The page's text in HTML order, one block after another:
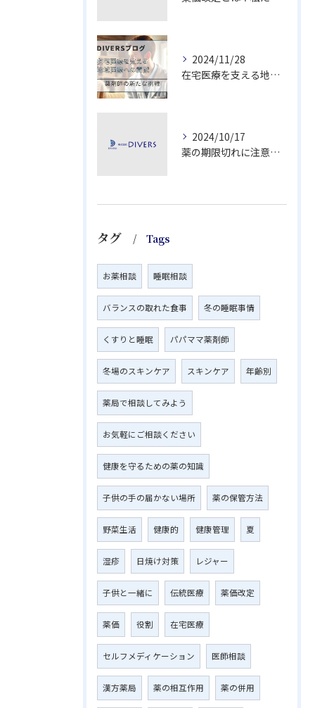
2024/11/28
在宅医療を支える地域医療への貢献
2024/10/17
薬の期限切れに注意！正しい処分方法と治療終了後の適切な対応
タグ Tags
お薬相談 睡眠相談
バランスの取れた食事 冬の睡眠事情
くすりと睡眠 パパママ薬剤師
冬場のスキンケア スキンケア 年齢別
薬局で相談してみよう
お気軽にご相談ください
健康を守るための薬の知識
子供の手の届かない場所 薬の保管方法
野菜生活 健康的 健康管理 夏
湿疹 日焼け対策 レジャー
子供と一緒に 伝統医療 薬価改定
薬価 役割 在宅医療
セルフメディケーション 医師相談
漢方薬局 薬の相互作用 薬の併用